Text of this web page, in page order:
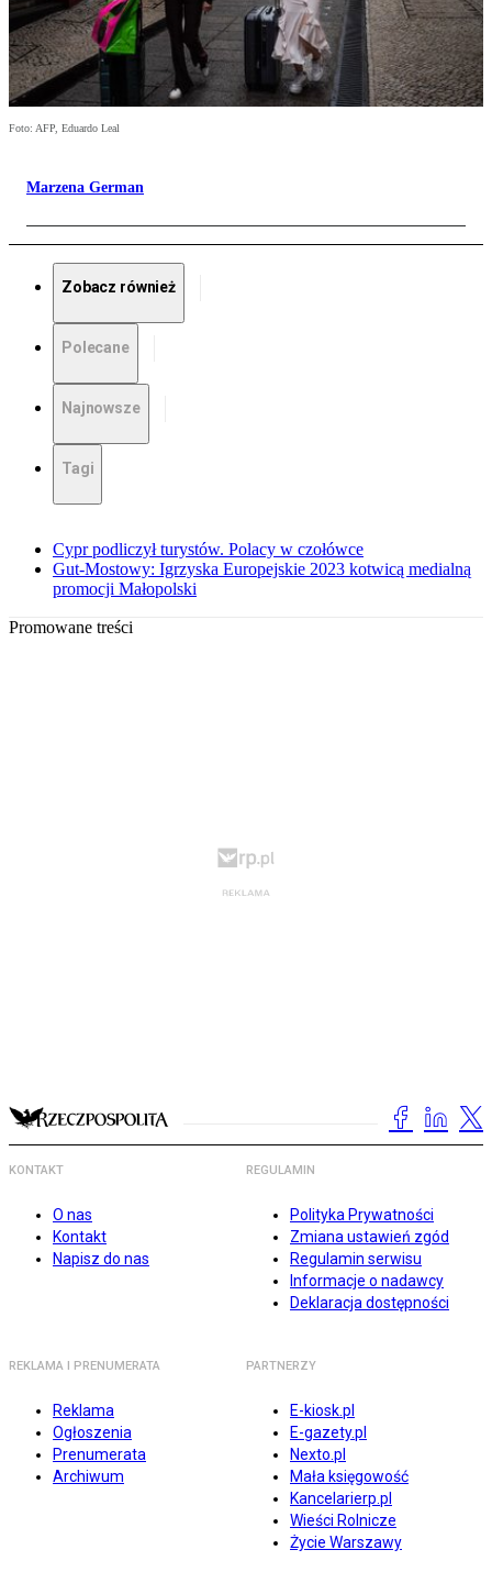
Foto: AFP, Eduardo Leal
Marzena German
Zobacz również
Polecane
Najnowsze
Tagi
Cypr podliczył turystów. Polacy w czołówce
Gut-Mostowy: Igrzyska Europejskie 2023 kotwicą medialną
promocji Małopolski
Promowane treści
KONTAKT
O nas
Kontakt
Napisz do nas
REGULAMIN
Polityka Prywatności
Zmiana ustawień zgód
Regulamin serwisu
Informacje o nadawcy
Deklaracja dostępności
REKLAMA I PRENUMERATA
Reklama
Ogłoszenia
Prenumerata
Archiwum
PARTNERZY
E-kiosk.pl
E-gazety.pl
Nexto.pl
Mała księgowość
Kancelarierp.pl
Wieści Rolnicze
Życie Warszawy